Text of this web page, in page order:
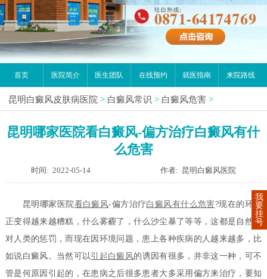
首页 医院简介 医生团队 在线预约 就医指南 来院路线
昆明白癜风皮肤病医院 > 白癜风常识 > 白癜风危害 >
昆明哪家医院看白癜风-偏方治疗白癜风有什
么危害
时间: 2022-05-14 作者: 昆明白癜风医院
昆明哪家医院看白癜风-偏方治疗白癜风有什么危害?现在的环境
正变得越来越糟糕，什么雾霾了，什么沙尘暴了等等，这都是自然界
对人类的惩罚，而现在因环境问题，患上各种疾病的人越来越多，比
如说白癜风。当然可以引起白癜风的诱因有很多，并非这一种，可不
管是何原因引起的，在患病之后很多患者大多采用偏方来治疗，要知
我
要
挂
号